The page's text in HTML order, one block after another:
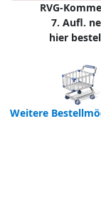
RVG-
7. Aufl.
hier
Weitere